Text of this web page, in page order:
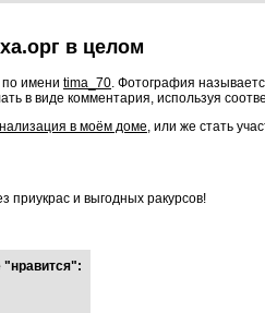
в целом
по имени tima_70. Фотография
в виде комментария, используя
в моём доме, или же стать
приукрас и выгодных ракурсов!
"нравится":